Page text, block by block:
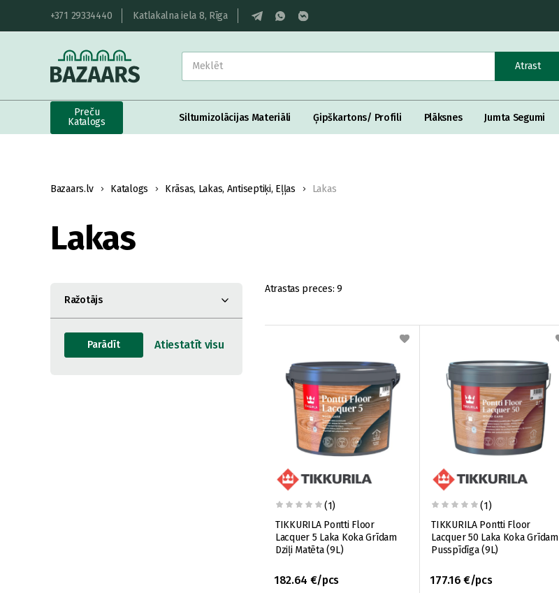
+371 29334440 Katlakalna iela 8, Rīga
Atrast
Preču
Katalogs
Siltumizolācijas Materiāli Ģipškartons/ Profili Plāksnes Jumta Segumi
Bazaars.lv Katalogs Krāsas, Lakas, Antiseptiķi, Eļļas Lakas
Lakas
Ražotājs
Atrastas preces: 9
(1)
TIKKURILA Pontti Floor
Lacquer 5 Laka Koka Grīdam
Dziļi Matēta (9L)
182.64 €/pcs
(1)
TIKKURILA Pontti Floor
Lacquer 50 Laka Koka Grīdam
Pusspīdīga (9L)
177.16 €/pcs